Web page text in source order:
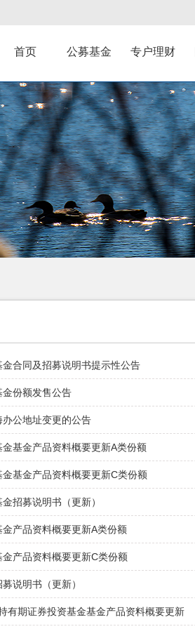
首页 公募基金 专户理财
合同及招募说明书提示性公告
金份额发售公告
公地址变更的公告
基金产品资料概要更新A类份额
基金产品资料概要更新C类份额
招募说明书（更新）
产品资料概要更新A类份额
产品资料概要更新C类份额
说明书（更新）
有期证券投资基金基金产品资料概要更新